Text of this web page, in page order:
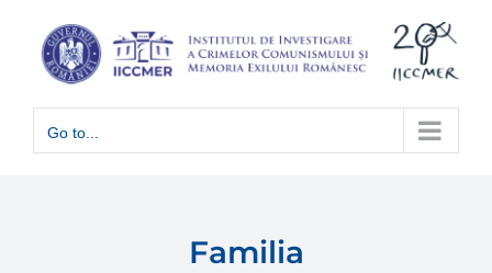
content
Go to...
Familia